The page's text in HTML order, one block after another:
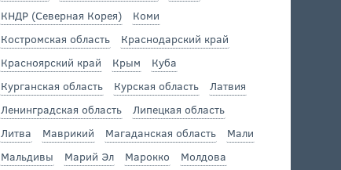
КНДР (Северная Корея)
Коми
Костромская область
Краснодарский край
Красноярский край
Крым
Куба
Курганская область
Курская область
Латвия
Ленинградская область
Липецкая область
Литва
Маврикий Магаданская область
Мали
Мальдивы
Марий Эл Марокко
Молдова